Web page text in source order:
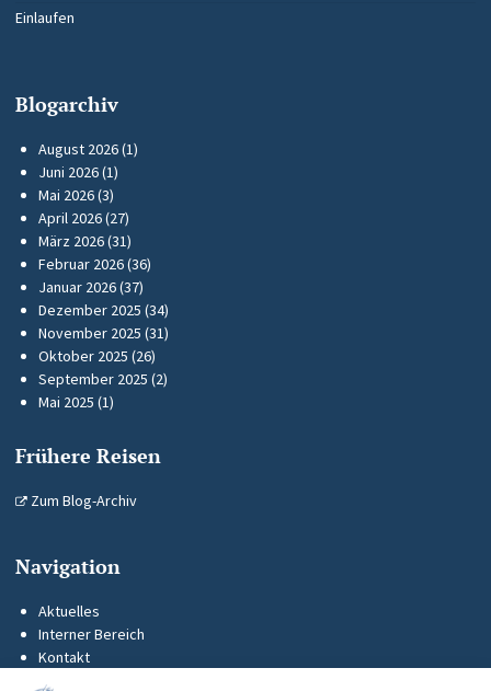
Einlaufen
Blogarchiv
August 2026(1)
Juni 2026(1)
Mai 2026(3)
April 2026(27)
März 2026(31)
Februar 2026(36)
Januar 2026(37)
Dezember 2025 (34)
November 2025 (31)
Oktober 2025 (26)
September 2025 (2)
Mai 2025 (1)
Frühere Reisen
Zum Blog-Archiv
Navigation
Aktuelles
Interner Bereich
Kontakt